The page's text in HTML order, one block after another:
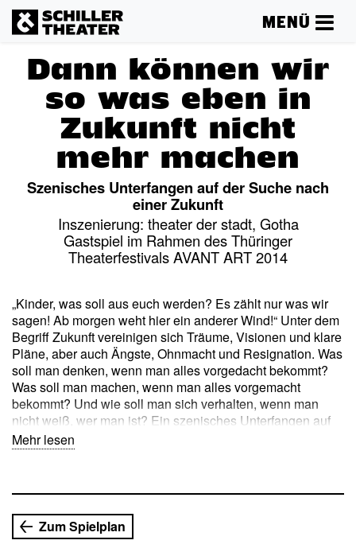
MENÜ
Dann können wir
so was eben in
Zukunft nicht
mehr machen
Szenisches Unterfangen auf der Suche nach
einer Zukunft
Inszenierung: theater der stadt, Gotha
Gastspiel im Rahmen des Thüringer
Theaterfestivals AVANT ART 2014
„Kinder, was soll aus euch werden? Es zählt nur was wir
sagen! Ab morgen weht hier ein anderer Wind!“ Unter dem
Begriff Zukunft vereinigen sich Träume, Visionen und klare
Pläne, aber auch Ängste, Ohnmacht und Resignation. Was
soll man denken, wenn man alles vorgedacht bekommt?
Was soll man machen, wenn man alles vorgemacht
bekommt? Und wie soll man sich verhalten, wenn man
nicht weiß, wer man ist? Ein szenisches Unterfangen auf
der Suche nach einer Zukunft, die es zu gestalten gilt, die
irgendwie aber auch schon festgeschrieben zu sein
Infos:www.avantartfestival.de
Mehr lesen
Zum Spielplan